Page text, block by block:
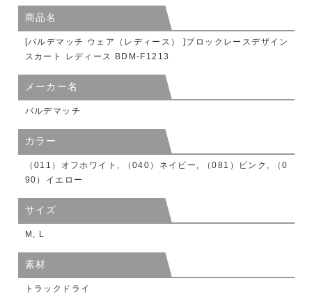
商品名
[バルデマッチ ウェア（レディース） ]ブロックレースデザイン
スカート レディース BDM-F1213
メーカー名
バルデマッチ
カラー
（011）オフホワイト, （040）ネイビー, （081）ピンク, （0
90）イエロー
サイズ
M, L
素材
トラックドライ